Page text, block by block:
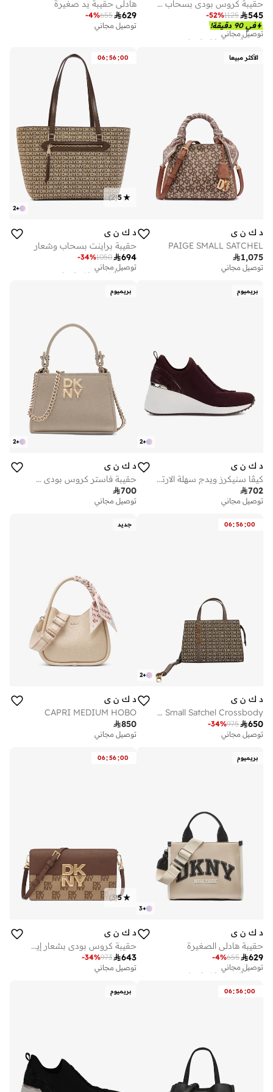
حقيبة كروس بودي بسحاب وشعار نوري
545
1125
-52%
في 90 دقيقة!
توصيل مجاني
تم بيع أكثر من 20 مؤخرا
تم بيع أكثر من 20 مؤخرا
هادلي حقيبة يد صغيرة
629
655
-4%
توصيل مجاني
الأكثر مبيعا
د ك ن ي
PAIGE SMALL SATCHEL
1,075
توصيل مجاني
06:56:00
+
2
5
(
2
)
د ك ن ي
حقيبة براينت بسحاب وشعار
694
1050
-34%توصيل مجاني
تم بيع أكثر من 10 مؤخرا
بريميوم
+
2
د ك ن ي
كيڤا سنيكرز ويدج سهلة الارتداء
702
توصيل مجاني
بريميوم
+
2
د ك ن ي
حقيبة فاستر كروس بودي صغيرة
700
توصيل مجاني
06:56:00
+
2
د ك ن ي
Avril Small Satchel Crossbody
650
975
-34%
توصيل مجاني
جديد
د ك ن ي
CAPRI MEDIUM HOBO
850
توصيل مجاني
بريميوم
+
3
د ك ن ي
حقيبة هادلي الصغيرة
629
655
-4%
توصيل مجاني
تم بيع أكثر من 10 مؤخرا
06:56:00
5
(
3
)
د ك ن ي
حقيبة كروس بودي بشعار إيكو وغطاء قلاب
643
973
-34%
توصيل مجاني
06:56:00 بريميوم